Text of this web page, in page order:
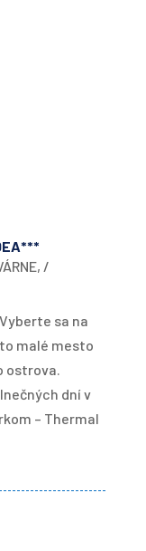
, /
sa na
malé mesto
ostrova.
dní v
– Thermal